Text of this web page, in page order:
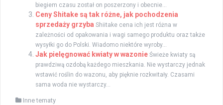
biegiem czasu został on poszerzony i obecnie...
Ceny Shitake są tak różne, jak pochodzenia
sprzedaży grzyba Shiitake cena ich jest różna w
zależności od opakowania i wagi samego produktu oraz także
wysyłki go do Polski. Wiadomo niektóre wyroby...
Jak pielęgnować kwiaty w wazonie Świeże kwiaty są
prawdziwą ozdobą każdego mieszkania. Nie wystarczy jednak
wstawić roślin do wazonu, aby pięknie rozkwitały. Czasami
sama woda nie wystarczy...
Inne tematy